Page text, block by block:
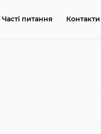
Часті питання Контакти